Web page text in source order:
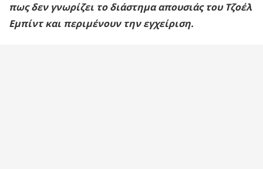
πως δεν γνωρίζει το διάστημα απουσιάς του Τζοέλ
Εμπίντ και περιμένουν την εγχείριση.